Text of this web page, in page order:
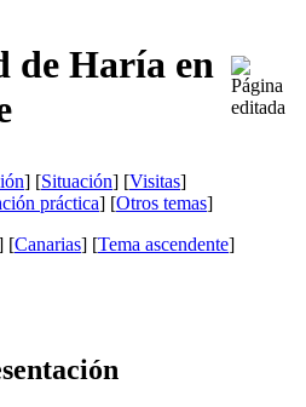
de Haría en
] [Situación] [Visitas]
práctica] [Otros temas]
[Canarias] [Tema ascendente]